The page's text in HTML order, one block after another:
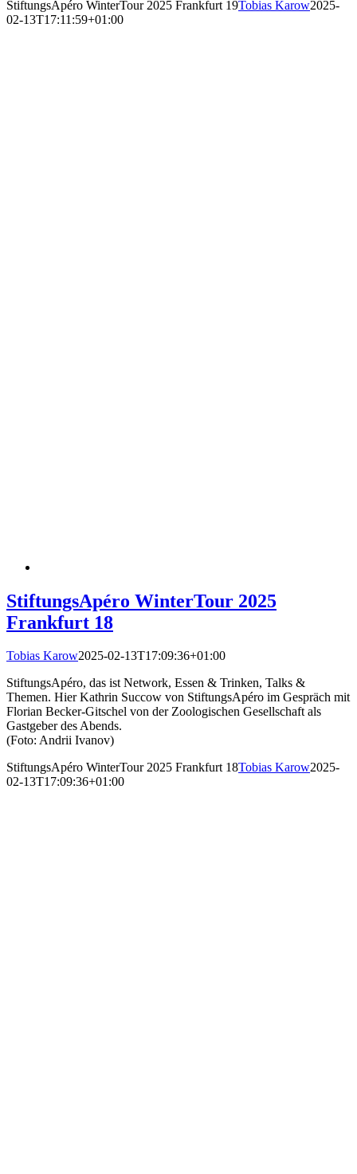
StiftungsApéro WinterTour 2025 Frankfurt 19Tobias Karow2025-
02-13T17:11:59+01:00
StiftungsApéro WinterTour 2025
Frankfurt 18
Tobias Karow2025-02-13T17:09:36+01:00
StiftungsApéro, das ist Network, Essen & Trinken, Talks &
Themen. Hier Kathrin Succow von StiftungsApéro im Gespräch mit
Florian Becker-Gitschel von der Zoologischen Gesellschaft als
Gastgeber des Abends.
(Foto: Andrii Ivanov)
StiftungsApéro WinterTour 2025 Frankfurt 18Tobias Karow2025-
02-13T17:09:36+01:00